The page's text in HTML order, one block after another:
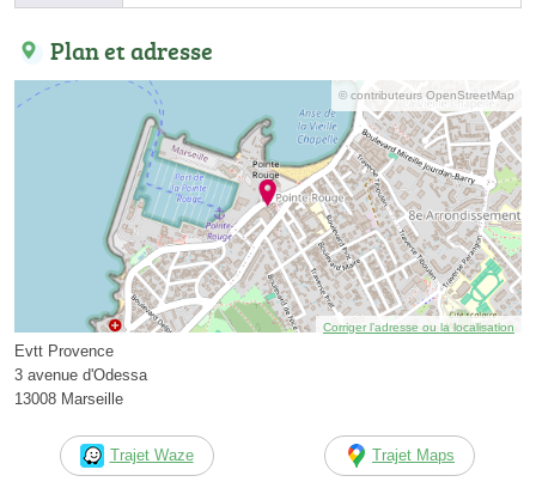
Plan et adresse
© contributeurs OpenStreetMap
Corriger l’adresse ou la localisation
Evtt Provence
3 avenue d'Odessa
13008 Marseille
Trajet Waze Trajet Maps